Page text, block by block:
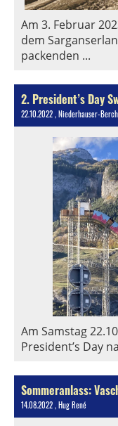
Am 3. Februar
dem
packenden ...
2. President’s Day
22.10.2022, Niederhauser-
Am Samstag
President’s Day
Sommeranlass:
14.08.2022, Hug René